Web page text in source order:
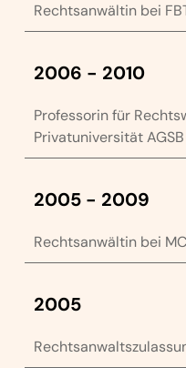
Rechtsanwältin bei
2006 - 2010
Professorin für
Privatuniversität AGSB
2005 - 2009
Rechtsanwältin bei
2005